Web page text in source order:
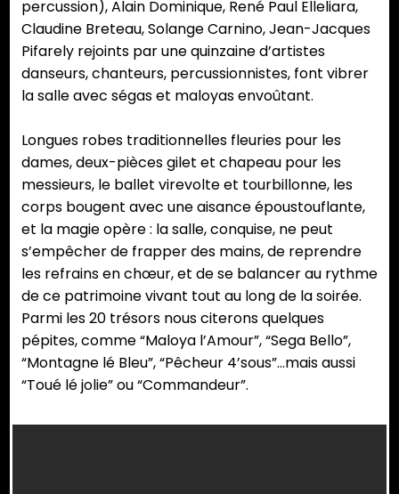
percussion), Alain Dominique, René Paul Elleliara,
Claudine Breteau, Solange Carnino, Jean-Jacques
Pifarely rejoints par une quinzaine d’artistes
danseurs, chanteurs, percussionnistes, font vibrer
la salle avec ségas et maloyas envoûtant.
Longues robes traditionnelles fleuries pour les
dames, deux-pièces gilet et chapeau pour les
messieurs, le ballet virevolte et tourbillonne, les
corps bougent avec une aisance époustouflante,
et la magie opère : la salle, conquise, ne peut
s’empêcher de frapper des mains, de reprendre
les refrains en chœur, et de se balancer au rythme
de ce patrimoine vivant tout au long de la soirée.
Parmi les 20 trésors nous citerons quelques
pépites, comme “Maloya l’Amour”, “Sega Bello”,
“Montagne lé Bleu”, “Pêcheur 4’sous”…mais aussi
“Toué lé jolie” ou “Commandeur”.